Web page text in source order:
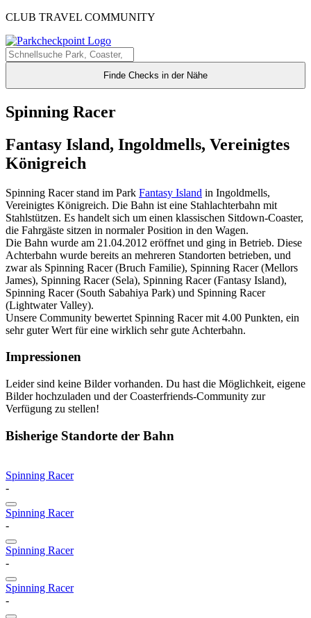
CLUB TRAVEL COMMUNITY
Finde Checks in der Nähe
Spinning Racer
Fantasy Island, Ingoldmells, Vereinigtes
Königreich
Spinning Racer stand im Park Fantasy Island in Ingoldmells,
Vereinigtes Königreich. Die Bahn ist eine Stahlachterbahn mit
Stahlstützen. Es handelt sich um einen klassischen Sitdown-Coaster,
die Fahrgäste sitzen in normaler Position in den Wagen.
Die Bahn wurde am 21.04.2012 eröffnet und ging in Betrieb. Diese
Achterbahn wurde bereits an mehreren Standorten betrieben, und
zwar als Spinning Racer (Bruch Familie), Spinning Racer (Mellors
James), Spinning Racer (Sela), Spinning Racer (Fantasy Island),
Spinning Racer (South Sabahiya Park) und Spinning Racer
(Lightwater Valley).
Unsere Community bewertet Spinning Racer mit 4.00 Punkten, ein
sehr guter Wert für eine wirklich sehr gute Achterbahn.
Impressionen
Leider sind keine Bilder vorhanden. Du hast die Möglichkeit, eigene
Bilder hochzuladen und der Coasterfriends-Community zur
Verfügung zu stellen!
Bisherige Standorte der Bahn
Spinning Racer
-
Spinning Racer
-
Spinning Racer
-
Spinning Racer
-